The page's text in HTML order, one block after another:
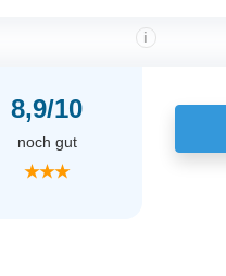
8,9/10
i
noch gut
★★★